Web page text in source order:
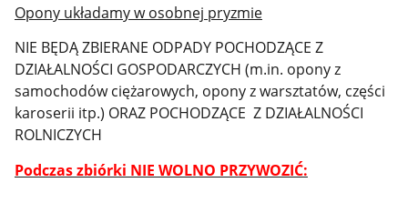
Opony układamy w osobnej pryzmie
NIE BĘDĄ ZBIERANE ODPADY POCHODZĄCE Z
DZIAŁALNOŚCI GOSPODARCZYCH (m.in. opony z
samochodów ciężarowych, opony z warsztatów, części
karoserii itp.) ORAZ POCHODZĄCE Z DZIAŁALNOŚCI
ROLNICZYCH
Podczas zbiórki NIE WOLNO PRZYWOZIĆ: